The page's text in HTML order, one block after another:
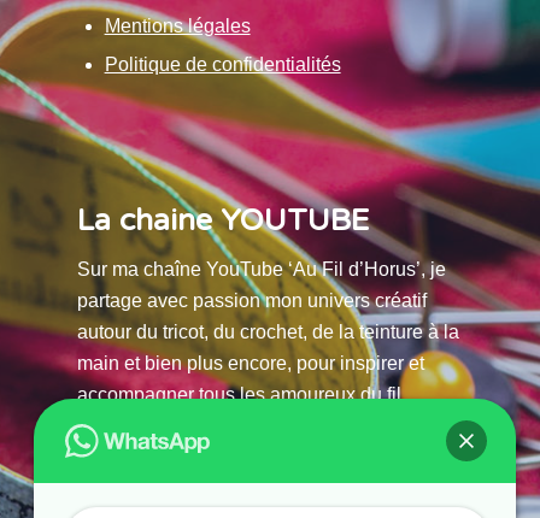
Mentions légales
Politique de confidentialités
La chaine YOUTUBE
Sur ma chaîne YouTube ‘Au Fil d’Horus’, je
partage avec passion mon univers créatif
autour du tricot, du crochet, de la teinture à la
main et bien plus encore, pour inspirer et
accompagner tous les amoureux du fil.